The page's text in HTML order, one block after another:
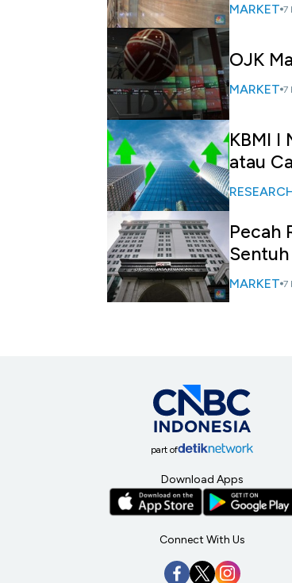
MARKET 7
OJK
MARKET 7
KBMI I
atau
Pecah
MARKET 7
part of
Download Apps
Connect With Us